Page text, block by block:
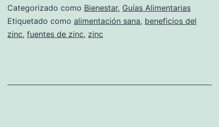
Categorizado como Bienestar, Guías Alimentarias
Etiquetado como alimentación sana, beneficios del
zinc, fuentes de zinc, zinc